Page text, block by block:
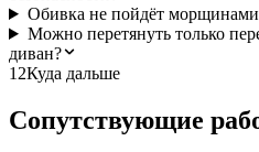
Обивка не пойдёт морщинами
Можно перетянуть только
диван?
12Куда дальше
Сопутствующие